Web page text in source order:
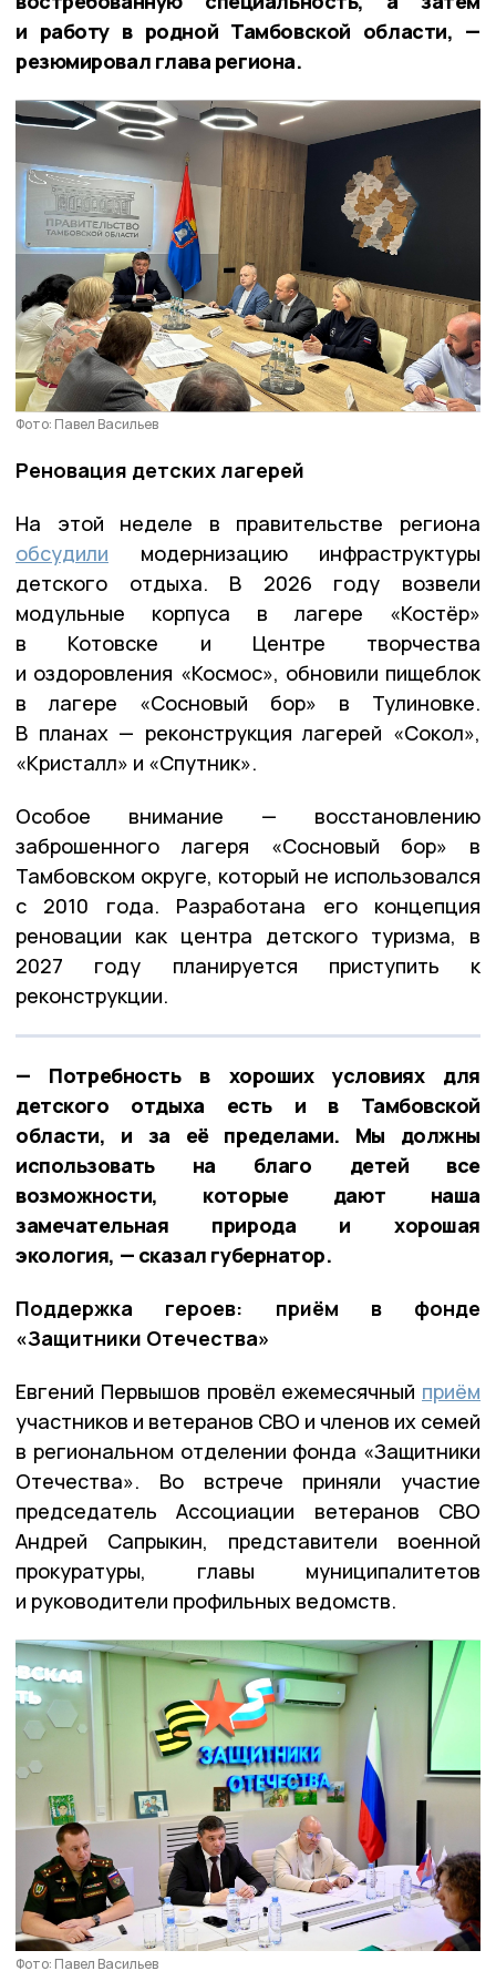
и работу в родной Тамбовской области, —
резюмировал глава региона.
Фото: Павел Васильев
Реновация детских лагерей
На этой неделе в правительстве региона
обсудили модернизацию инфраструктуры
детского отдыха. В 2026 году возвели
модульные корпуса в лагере «Костёр»
в Котовске и Центре творчества
и оздоровления «Космос», обновили пищеблок
в лагере «Сосновый бор» в Тулиновке.
В планах — реконструкция лагерей «Сокол»,
«Кристалл» и «Спутник».
Особое внимание — восстановлению
заброшенного лагеря «Сосновый бор» в
Тамбовском округе, который не использовался
с 2010 года. Разработана его концепция
реновации как центра детского туризма, в
2027 году планируется приступить к
реконструкции.
— Потребность в хороших условиях для
детского отдыха есть и в Тамбовской
области, и за её пределами. Мы должны
использовать на благо детей все
возможности, которые дают наша
замечательная природа и хорошая
экология, — сказал губернатор.
Поддержка героев: приём в фонде
«Защитники Отечества»
Евгений Первышов провёл ежемесячный приём
участников и ветеранов СВО и членов их семей
в региональном отделении фонда «Защитники
Отечества». Во встрече приняли участие
председатель Ассоциации ветеранов СВО
Андрей Сапрыкин, представители военной
прокуратуры, главы муниципалитетов
и руководители профильных ведомств.
Фото: Павел Васильев